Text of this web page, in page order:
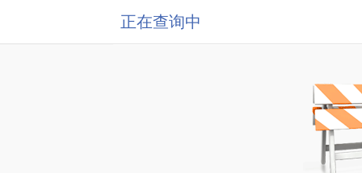
正在查询中